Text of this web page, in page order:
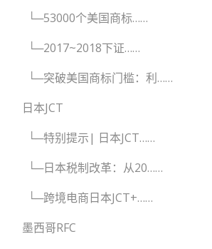
└─53000个美国商标……
└─2017~2018下证……
└─突破美国商标门槛：利……
日本JCT
└─特别提示| 日本JCT……
└─日本税制改革：从20……
└─跨境电商日本JCT+……
墨西哥RFC